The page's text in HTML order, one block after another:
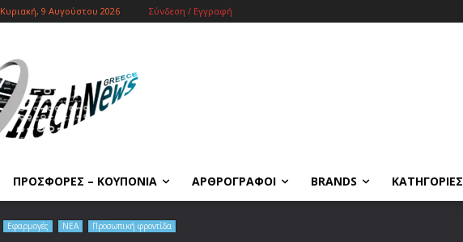
Κυριακή, 9 Αυγούστου 2026 Σύνδεση / Εγγραφή
ΠΡΟΣΦΟΡΕΣ – ΚΟΥΠΟΝΙΑ ΑΡΘΡΟΓΡΑΦΟΙ BRANDS ΚΑΤΗΓΟΡΙΕΣ
Εφαρμογές ΝΕΑ Προσωπική φροντίδα